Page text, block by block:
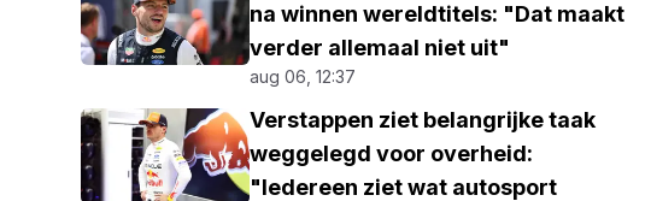
na winnen wereldtitels: "Dat maakt
verder allemaal niet uit"
aug 06, 12:37
Verstappen ziet belangrijke taak
weggelegd voor overheid:
"Iedereen ziet wat autosport